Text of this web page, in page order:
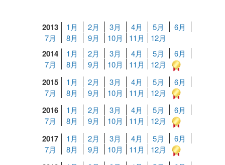
2013 1月 2月 3月 4月 5月
6月
7月
8月 9月 10月 11月 12月
2014 1月 2月 3月 4月 5月
6月
7月
8月 9月 10月 11月 12月
2015 1月 2月 3月 4月 5月
6月
7月
8月 9月 10月 11月 12月
2016 1月 2月 3月 4月 5月
6月
7月
8月 9月 10月 11月 12月
2017 1月 2月 3月 4月 5月
6月
7月
8月 9月 10月 11月 12月